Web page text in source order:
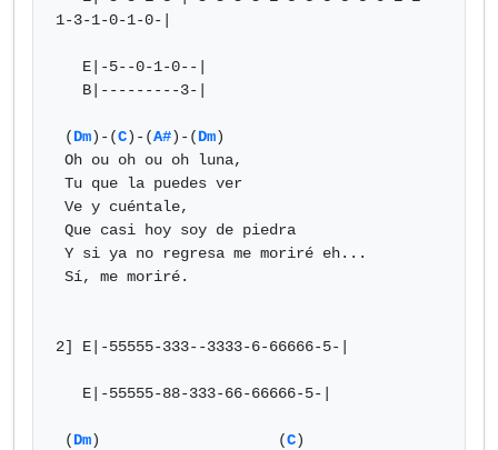
1-3-1-0-1-0-|
(Dm)-(C)-(A#)-(Dm)
2] E|-55555-333--3333-6-66666-5-|
(Dm)                    (C)